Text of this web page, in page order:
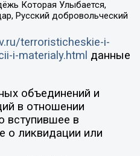
Которая Улыбается,
Русский добровольческий
terroristicheskie-i-
i-materialy.html данные
объединений и
в отношении
вступившее в
о ликвидации или